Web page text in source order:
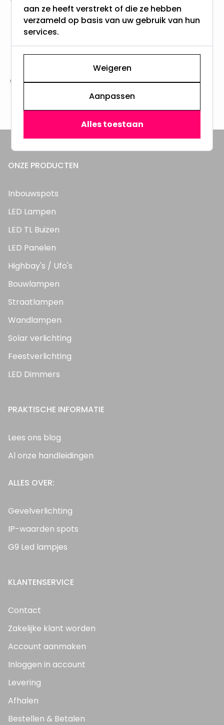
meer dan 100.000 klanten gingen u voor
Gratis verzending + snel geleverd
Vanaf EUR100,- naar NL & BE
3000m2 - 60.000+ Producten
ONZE PRODUCTEN
Inbouwspots
LED Lampen
LED TL Buizen
LED Panelen
Highbay's / Ufo's
Bouwlampen
Straatlampen
Wandlampen
Solar verlichting
Feestverlichting
LED Dimmers
PRAKTISCHE INFORMATIE
Lees ons blog
Al onze handleidingen
ALLES OVER:
Gevelverlichting
IP-waarden spots
G9 Led lampjes
KLANTENSERVICE
Contact
Zakelijke klant worden
Account aanmaken
Inloggen in account
Levering
Afhalen
Bestellen & Betalen
aan ze heeft verstrekt of die ze hebben
verzameld op basis van uw gebruik van hun
services.
Weigeren
Aanpassen
Alles toestaan